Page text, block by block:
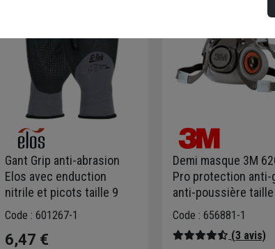
Gant Grip anti-abrasion
Elos avec enduction
nitrile et picots taille 9
Code : 601267-1
6,47 €
Demi masque 3M
Pro protection anti-
anti-poussière taille
Code : 656881-1
(3 avis)